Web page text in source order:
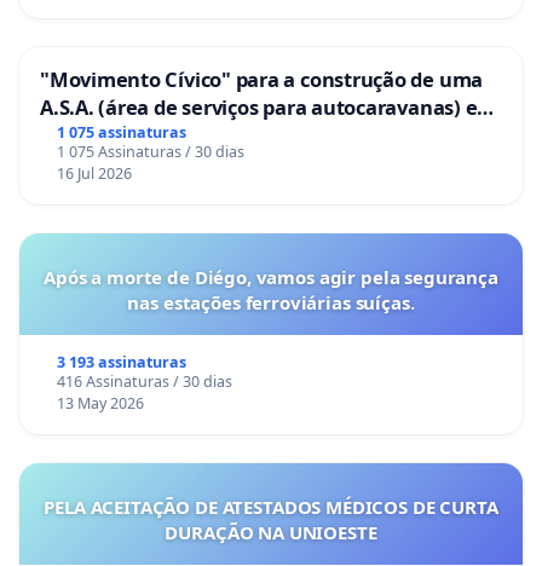
"Movimento Cívico" para a construção de uma
A.S.A. (área de serviços para autocaravanas) em
Coimbra
1 075 assinaturas
1 075 Assinaturas / 30 dias
16 Jul 2026
Após a morte de Diégo, vamos agir pela segurança
nas estações ferroviárias suíças.
3 193 assinaturas
416 Assinaturas / 30 dias
13 May 2026
PELA ACEITAÇÃO DE ATESTADOS MÉDICOS DE CURTA
DURAÇÃO NA UNIOESTE